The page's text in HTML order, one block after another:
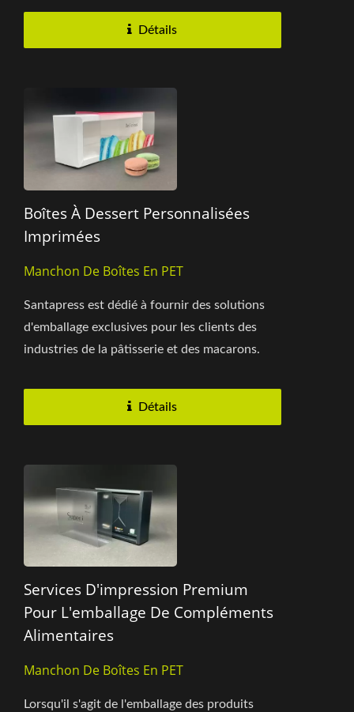
Détails
Boîtes À Dessert Personnalisées
Imprimées
Manchon De Boîtes En PET
Santapress est dédié à fournir des solutions
d'emballage exclusives pour les clients des
industries de la pâtisserie et des macarons.
Détails
Services D'impression Premium
Pour L'emballage De Compléments
Alimentaires
Manchon De Boîtes En PET
Lorsqu'il s'agit de l'emballage des produits